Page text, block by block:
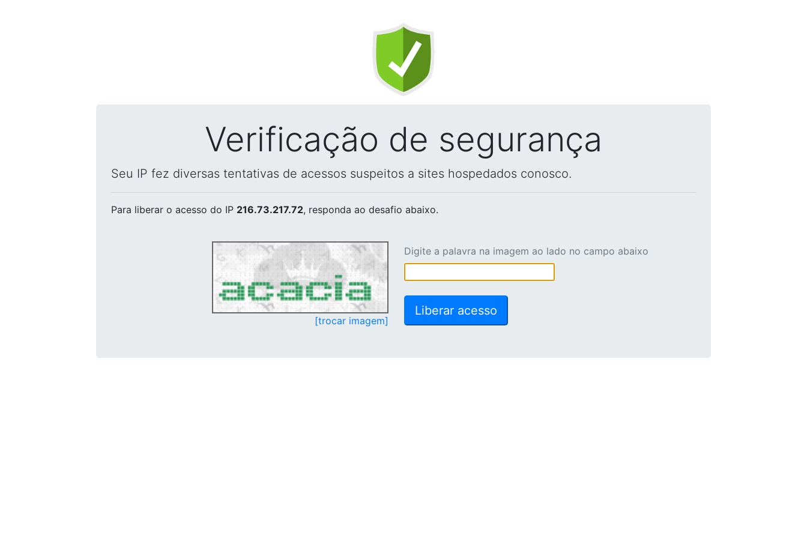
Verificação de segurança
Seu IP fez diversas tentativas de acessos suspeitos a sites hospedados conosco.
Para liberar o acesso do IP 216.73.217.72, responda ao desafio abaixo.
[trocar imagem]
Digite a palavra na imagem ao lado no campo abaixo